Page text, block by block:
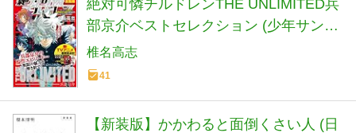
絶対可憐チルドレンTHE UNLIMITED兵
部京介ベストセレクション (少年サンデ
ーコミックススペシャル)
椎名高志
41
【新装版】かかわると面倒くさい人 (日